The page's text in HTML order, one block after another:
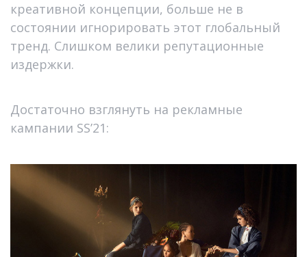
креативной концепции, больше не в
состоянии игнорировать этот глобальный
тренд. Слишком велики репутационные
издержки.
Достаточно взглянуть на рекламные
кампании SS’21: